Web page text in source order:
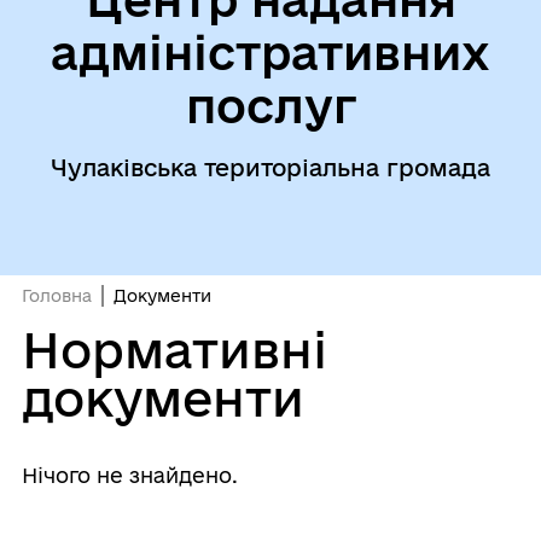
адміністративних
послуг
Чулаківська територіальна громада
Головна Документи
Нормативні
документи
Нічого не знайдено.